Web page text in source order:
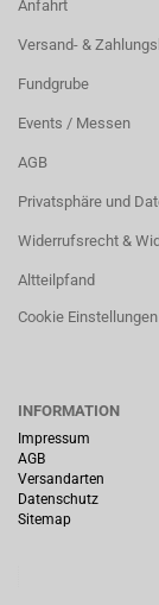
Anfahrt
Versand- &
Fundgrube
Events / Messen
AGB
Privatsphäre und
Widerrufsrecht &
Altteilpfand
Cookie Einstellungen
INFORMATION
Impressum
AGB
Versandarten
Datenschutz
Sitemap